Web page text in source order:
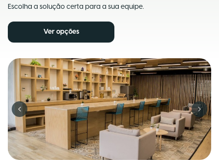
Escolha a solução certa para a sua equipe.
Ver opções
Previous slide Next